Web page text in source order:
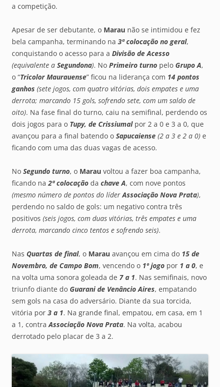
a competição.
Apesar de ser debutante, o Marau não se intimidou e fez
bela campanha, terminando na 3ª colocação no geral,
conquistando o acesso para a Divisão de Acesso
(equivalente a Segundona). No Primeiro turno pelo Grupo A,
o “Tricolor Maurauense” ficou na liderança com 14 pontos
ganhos (sete jogos, com quatro vitórias, dois empates e uma
derrota; marcando 15 gols, sofrendo sete, com um saldo de
oito). Na fase final do turno, caiu na semifinal, perdendo os
dois jogos para o Tupy, de Crissiumalpor 2 a 0 e 3 a 0, que
avançou para a final batendo o Sapucaiense (2 a 3 e 2 a 0) e
ficando com uma das duas vagas de acesso.
No Segundo turno, o Marau voltou a fazer boa campanha,
ficando na2ª colocação da chave A, com nove pontos
(mesmo número de pontos do líderAssociação Nova Prata),
perdendo no saldo de gols: um negativo contra três
positivos (seis jogos, com duas vitórias, três empates e uma
derrota, marcando cinco tentos e sofrendo seis).
Nas Quartas de final, o Marau avançou em cima do 15 de
Novembro, de Campo Bom, vencendo o 1º jogo por 1 a 0, e
na volta uma sonora goleada de 7 a 1. Nas semifinais, novo
triunfo diante do Guarani de Venâncio Aires, empatando
sem gols na casa do adversário. Diante da sua torcida,
vitória por 3 a 1. Na grande final, empatou, em casa, em 1
a 1, contraAssociação Nova Prata. Na volta, acabou
derrotado pelo placar de 3 a 2.